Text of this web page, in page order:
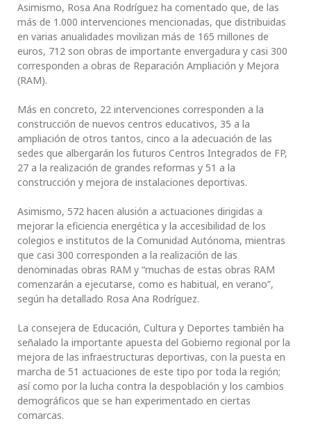
Asimismo, Rosa Ana Rodríguez ha comentado que, de las
más de 1.000 intervenciones mencionadas, que distribuidas
en varias anualidades movilizan más de 165 millones de
euros, 712 son obras de importante envergadura y casi 300
corresponden a obras de Reparación Ampliación y Mejora
(RAM).
Más en concreto, 22 intervenciones corresponden a la
construcción de nuevos centros educativos, 35 a la
ampliación de otros tantos, cinco a la adecuación de las
sedes que albergarán los futuros Centros Integrados de FP,
27 a la realización de grandes reformas y 51 a la
construcción y mejora de instalaciones deportivas.
Asimismo, 572 hacen alusión a actuaciones dirigidas a
mejorar la eficiencia energética y la accesibilidad de los
colegios e institutos de la Comunidad Autónoma, mientras
que casi 300 corresponden a la realización de las
denominadas obras RAM y “muchas de estas obras RAM
comenzarán a ejecutarse, como es habitual, en verano”,
según ha detallado Rosa Ana Rodríguez.
La consejera de Educación, Cultura y Deportes también ha
señalado la importante apuesta del Gobierno regional por la
mejora de las infraestructuras deportivas, con la puesta en
marcha de 51 actuaciones de este tipo por toda la región;
así como por la lucha contra la despoblación y los cambios
demográficos que se han experimentado en ciertas
comarcas.